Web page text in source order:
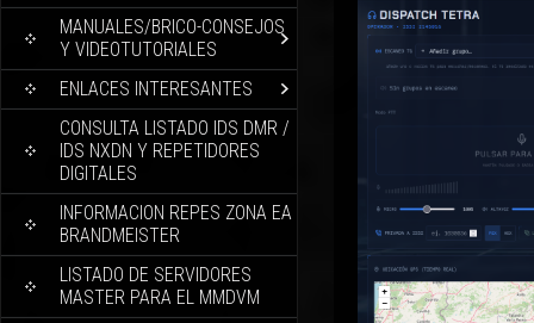
MANUALES/BRICO-CONSEJOS
Y VIDEOTUTORIALES
ENLACES INTERESANTES
CONSULTA LISTADO IDS DMR /
IDS NXDN Y REPETIDORES
DIGITALES
INFORMACION REPES ZONA EA
BRANDMEISTER
LISTADO DE SERVIDORES
MASTER PARA EL MMDVM